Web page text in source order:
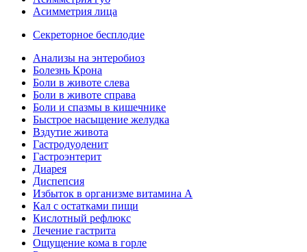
Асимметрия лица
Секреторное бесплодие
Анализы на энтеробиоз
Болезнь Крона
Боли в животе слева
Боли в животе справа
Боли и спазмы в кишечнике
Быстрое насыщение желудка
Вздутие живота
Гастродуоденит
Гастроэнтерит
Диарея
Диспепсия
Избыток в организме витамина А
Кал с остатками пищи
Кислотный рефлюкс
Лечение гастрита
Ощущение кома в горле